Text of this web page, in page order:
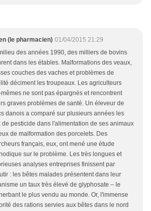
(le pharmacien) 01/04/2015 21:29
des années 1990, des milliers de bovins
dans les étables. Malformations des veaux,
couches des vaches et problèmes de
déciment les troupeaux. Les agriculteurs
ne sont pas épargnés et rencontrent
graves problèmes de santé. Un éleveur de
danois a comparé sur plusieurs années les
de pesticide dans l'alimentation de ses animaux
de malformation des porcelets. Des
français, eux, ont mené une étude
sur le problème. Les très longues et
analyses entreprises finissent par
: les bêtes malades présentent dans leur
un taux très élevé de glyphosate – le
le plus vendu au monde. Or, l'immense
des rations servies aux bêtes dans le nord